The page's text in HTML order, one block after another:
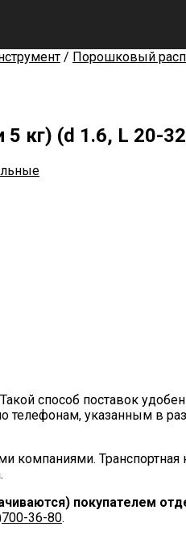
/ Порошковый
кг) (d 1.6, L 20-
способ поставок
телефонам, указанным в
Транспортная
покупателем
36-80.